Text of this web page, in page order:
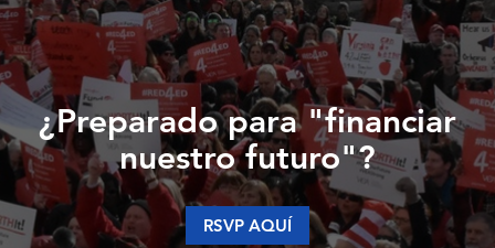
¿Preparado para "financiar
nuestro futuro"?
RSVP AQUÍ